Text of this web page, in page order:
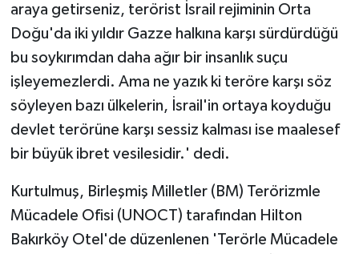
araya getirseniz, terörist İsrail rejiminin Orta
Doğu'da iki yıldır Gazze halkına karşı sürdürdüğü
bu soykırımdan daha ağır bir insanlık suçu
işleyemezlerdi. Ama ne yazık ki teröre karşı söz
söyleyen bazı ülkelerin, İsrail'in ortaya koyduğu
devlet terörüne karşı sessiz kalması ise maalesef
bir büyük ibret vesilesidir.' dedi.
Kurtulmuş, Birleşmiş Milletler (BM) Terörizmle
Mücadele Ofisi (UNOCT) tarafından Hilton
Bakırköy Otel'de düzenlenen 'Terörle Mücadele